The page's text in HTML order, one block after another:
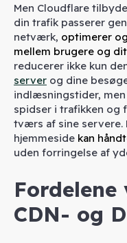
Men Cloudflare
din trafik passerer
netværk, optimerer
mellem brugere og
reducerer ikke kun
server og dine
indlæsningstider,
spidser i trafikken og
tværs af sine servere.
hjemmeside kan
uden forringelse af
Fordelene
CDN- og